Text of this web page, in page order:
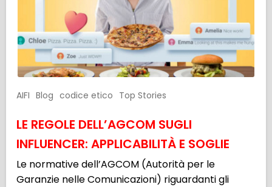
AIFI Blog codice etico Top Stories
LE REGOLE DELL’AGCOM SUGLI
INFLUENCER: APPLICABILITÀ E SOGLIE
Le normative dell’AGCOM (Autorità per le
Garanzie nelle Comunicazioni) riguardanti gli